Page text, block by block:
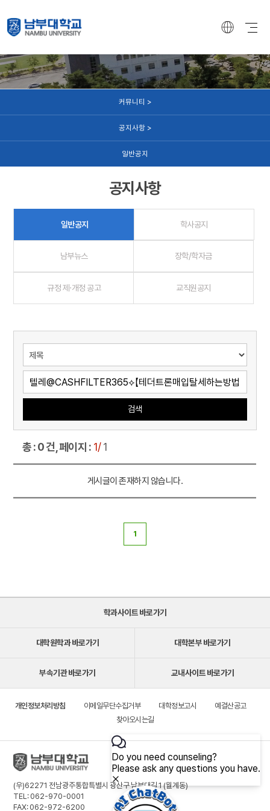
커뮤니티 >
공지사항 >
일반공지
공지사항
일반공지 학사공지
남부뉴스 장학/학자금
규정 제·개정 공고 교직원공지
검색
총 : 0 건, 페이지 : 1/1
게시글이 존재하지 않습니다.
1
학과사이트 바로가기
대학원학과 바로가기 대학본부 바로가기
부속기관 바로가기 교내사이트 바로가기
개인정보처리방침 이메일무단수집거부 대학정보고시
예결산공고
찾아오시는길
(우)62271 전남광주통합특별시 광산구 남부대길 1 (월계동)
TEL: 062-970-0001
FAX: 062-972-6200